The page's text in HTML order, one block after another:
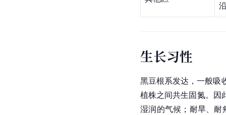
生长习性
黑豆根系发达，一般吸
植株之间共生固氮。因
湿润的气候；耐旱、耐